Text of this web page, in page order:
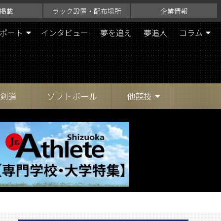
載 ラック設置・配布場所 企業情報
ート インタビュー 夢を追え 夢追人 コラム
剣道 ソフトボール 他競技